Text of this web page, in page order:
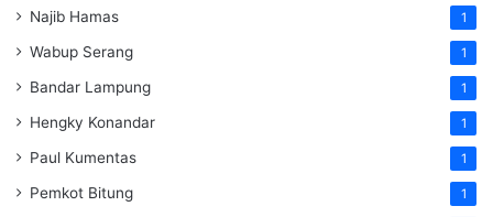
Najib Hamas 1
Wabup Serang 1
Bandar Lampung 1
Hengky Konandar 1
Paul Kumentas 1
Pemkot Bitung 1